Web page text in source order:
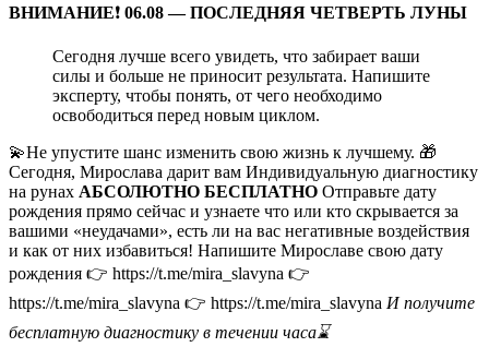
ВНИМАНИЕ❗️ 06.08 — ПОСЛЕДНЯЯ ЧЕТВЕРТЬ ЛУНЫ
Сегодня лучше всего увидеть, что забирает ваши
силы и больше не приносит результата. Напишите
эксперту, чтобы понять, от чего необходимо
освободиться перед новым циклом.
💫Не упустите шанс изменить свою жизнь к лучшему. 🎁
Сегодня, Мирослава дарит вам Индивидуальную диагностику
на рунах АБСОЛЮТНО БЕСПЛАТНО Отправьте дату
рождения прямо сейчас и узнаете что или кто скрывается за
вашими «неудачами», есть ли на вас негативные воздействия
и как от них избавиться! Напишите Мирославе свою дату
рождения 👉 https://t.me/mira_slavyna 👉
https://t.me/mira_slavyna 👉 https://t.me/mira_slavyna И получите
бесплатную диагностику в течении часа⌛️